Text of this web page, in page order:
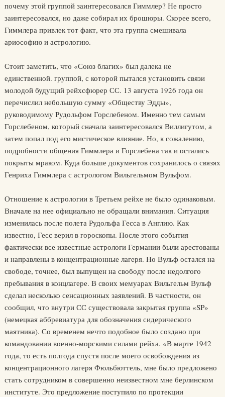
почему этой группой заинтересовался Гиммлер? Не просто
заинтересовался, но даже собирал их брошюры. Скорее всего,
Гиммлера привлек тот факт, что эта группа смешивала
ариософию и астрологию.
Стоит заметить, что «Союз благих» был далека не
единственной. группой, с которой пытался установить связи
молодой будущий рейхсфюрер СС. 13 августа 1926 года он
перечислил небольшую сумму «Обществу Эдды»,
руководимому Рудольфом Горслебеном. Именно тем самым
Горслебеном, который сначала заинтересовался Виллигутом, а
затем попал под его мистическое влияние. Но, к сожалению,
подробности общения Гиммлера и Горслебена так и остались
покрыты мраком. Куда больше документов сохранилось о связях
Генриха Гиммлера с астрологом Вильгельмом Вульфом.
Отношение к астрологии в Третьем рейхе не было одинаковым.
Вначале на нее официально не обращали внимания. Ситуация
изменилась после полета Рудольфа Гесса в Англию. Как
известно, Гесс верил в гороскопы. После этого события
фактически все известные астрологи Германии были арестованы
и направлены в концентрационные лагеря. Но Вульф остался на
свободе, точнее, был выпущен на свободу после недолгого
пребывания в концлагере. В своих мемуарах Вильгельм Вульф
сделал несколько сенсационных заявлений. В частности, он
сообщил, что внутри СС существовала закрытая группа «SP»
(немецкая аббревиатура для обозначения сидерического
маятника). Со временем нечто подобное было создано при
командовании военно-морскими силами рейха. «В марте 1942
года, то есть полгода спустя после моего освобождения из
концентрационного лагеря Фюльбюттель, мне было предложено
стать сотрудником в совершенно неизвестном мне берлинском
институте. Это предложение поступило по протекции